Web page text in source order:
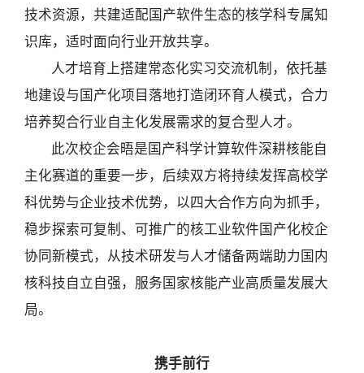
技术资源，共建适配国产软件生态的核学科专属知
识库，适时面向行业开放共享。
人才培育上搭建常态化实习交流机制，依托基
地建设与国产化项目落地打造闭环育人模式，合力
培养契合行业自主化发展需求的复合型人才。
此次校企会晤是国产科学计算软件深耕核能自
主化赛道的重要一步，后续双方将持续发挥高校学
科优势与企业技术优势，以四大合作方向为抓手，
稳步探索可复制、可推广的核工业软件国产化校企
协同新模式，从技术研发与人才储备两端助力国内
核科技自立自强，服务国家核能产业高质量发展大
局。
携手前行